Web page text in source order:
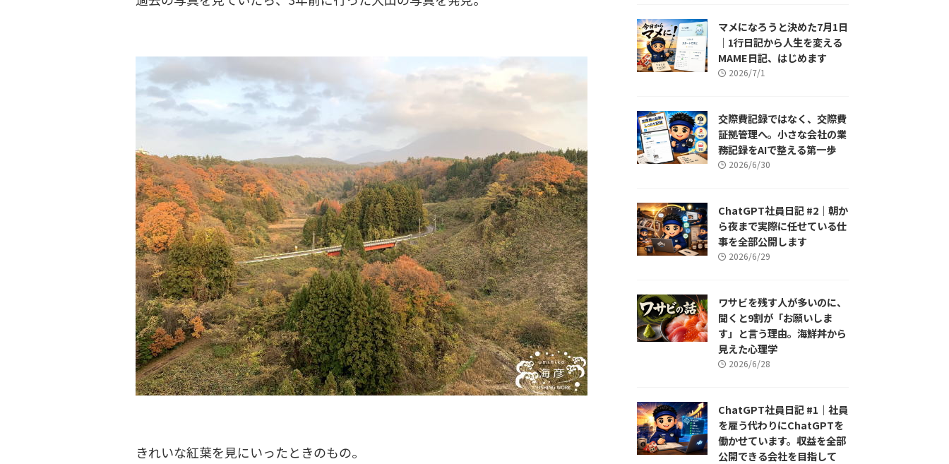
きれいな紅葉を見にいったときのもの。
マメになろうと決めた7月1日
｜1行日記から人生を変える
MAME日記、はじめます
2026/7/1
交際費記録ではなく、交際費
証拠管理へ。小さな会社の業
務記録をAIで整える第一歩
2026/6/30
ChatGPT社員日記 #2｜朝か
ら夜まで実際に任せている仕
事を全部公開します
2026/6/29
ワサビを残す人が多いのに、
聞くと9割が「お願いしま
す」と言う理由。海鮮丼から
見えた心理学
2026/6/28
ChatGPT社員日記 #1｜社員
を雇う代わりにChatGPTを
働かせています。収益を全部
公開できる会社を目指して